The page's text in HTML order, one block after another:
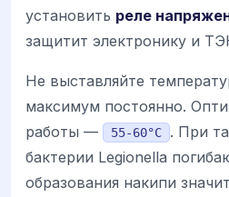
установить реле
защитит электронику и
Не выставляйте
максимум постоянно.
работы —
55-60°C
. При
бактерии Legionella
образования накипи